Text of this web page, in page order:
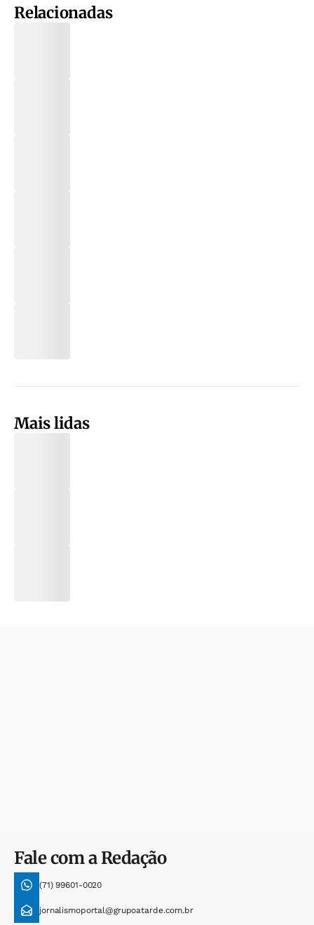
Relacionadas
Mais lidas
Fale com a Redação
(71) 99601-0020
jornalismoportal@grupoatarde.com.br